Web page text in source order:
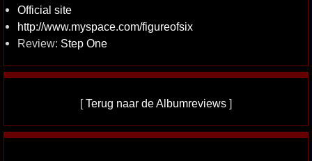
Official site
http://www.myspace.com/figureofsix
Review: Step One
[Terug naar de Albumreviews ]